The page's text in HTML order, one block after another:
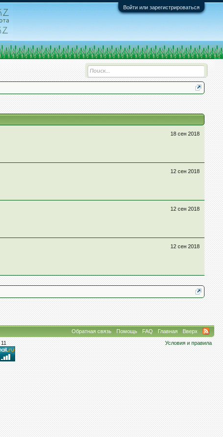
Войти или зарегистрироваться
18 сен 2018
12 сен 2018
12 сен 2018
12 сен 2018
Обратная связь Помощь FAQ Главная
Вверх
Условия и правила
11